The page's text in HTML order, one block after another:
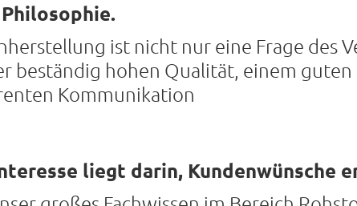
ist nicht nur eine Frage des
beständig hohen Qualität, einem guten
Kommunikation
liegt darin, Kundenwünsche